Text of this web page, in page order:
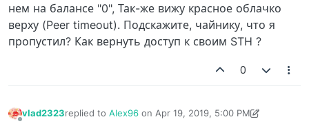
нем на балансе "0", Так-же вижу красное облачко
верху (Peer timeout). Подскажите, чайнику, что я
пропустил? Как вернуть доступ к своим STH ?
0
vlad2323replied to Alex96 on Apr 19, 2019, 5:00 PM
last edited by vlad2323Apr 19, 2019, 5:01 PM